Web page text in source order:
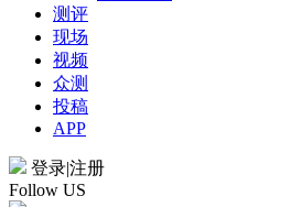
测评
现场
视频
众测
投稿
APP
登录|注册
Follow US